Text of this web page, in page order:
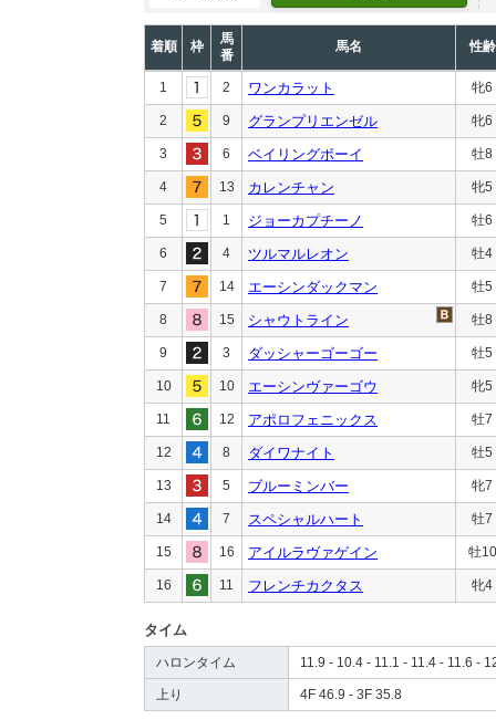
着順 枠
馬
番
馬名 性齢
1 2 ワンカラット 牝6
2 9 グランプリエンゼル 牝6
3 6 ベイリングボーイ 牡8
4 13 カレンチャン 牝5
5 1 ジョーカプチーノ 牡6
6 4 ツルマルレオン 牡4
7 14 エーシンダックマン 牡5
8 15 シャウトライン 牡8
9 3 ダッシャーゴーゴー 牡5
10 10 エーシンヴァーゴウ 牝5
11 12 アポロフェニックス 牡7
12 8 ダイワナイト 牡5
13 5 ブルーミンバー 牝7
14 7 スペシャルハート 牡7
15 16 アイルラヴァゲイン 牡10
16 11 フレンチカクタス 牝4
タイム
ハロンタイム 11.9 - 10.4 - 11.1 - 11.4 - 11.6 -
上り 4F 46.9 - 3F 35.8